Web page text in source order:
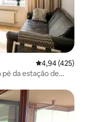
4,94 de uma
4,94 (425)
da estação de